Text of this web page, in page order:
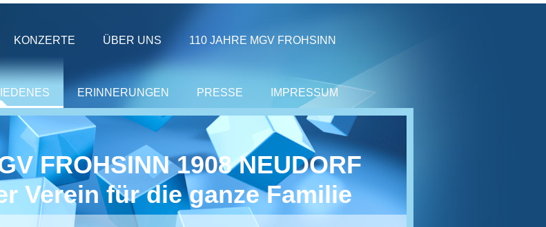
KONZERTE ÜBER UNS 110 JAHRE MGV FROHSINN
ERINNERUNGEN PRESSE IMPRESSUM
FROHSINN 1908 NEUDORF
Verein für die ganze Familie